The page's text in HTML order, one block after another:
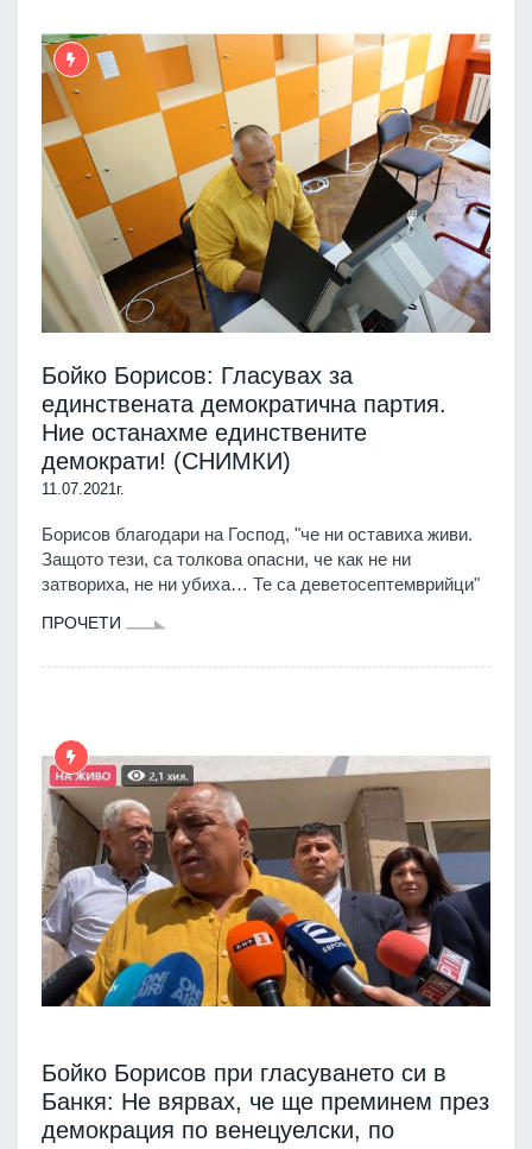
Бойко Борисов: Гласувах за
единствената демократична партия.
Ние останахме единствените
демократи! (СНИМКИ)
11.07.2021г.
Борисов благодари на Господ, "че ни оставиха живи.
Защото тези, са толкова опасни, че как не ни
затвориха, не ни убиха… Те са деветосептемврийци"
ПРОЧЕТИ
Бойко Борисов при гласуването си в
Банкя: Не вярвах, че ще преминем през
демокрация по венецуелски, по